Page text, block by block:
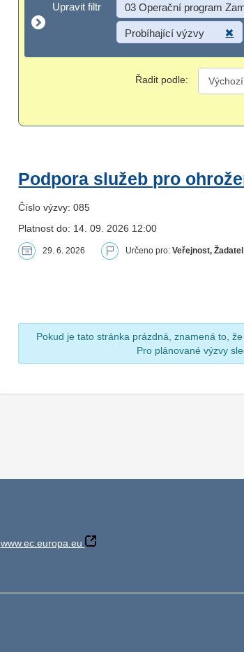
Upravit filtr
Upravit filtr 03 Operační program
Probíhající výzvy
Řadit podle:
Podpora služeb pro
Číslo výzvy: 085
Platnost do: 14. 09. 2026 12:00
29. 6. 2026 Určeno pro:Veřejnost, Žadatel
Pokud je tato stránka prázdná, znamená to,
Pro plánované výzvy
www.ec.europa.eu